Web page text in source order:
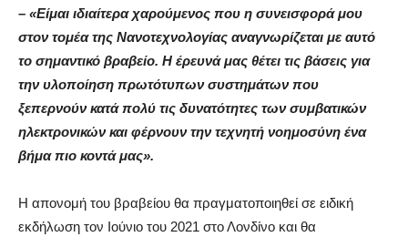
– «Είμαι ιδιαίτερα χαρούμενος που η συνεισφορά μου
στον τομέα της Νανοτεχνολογίας αναγνωρίζεται με αυτό
το σημαντικό βραβείο. Η έρευνά μας θέτει τις βάσεις για
την υλοποίηση πρωτότυπων συστημάτων που
ξεπερνούν κατά πολύ τις δυνατότητες των συμβατικών
ηλεκτρονικών και φέρνουν την τεχνητή νοημοσύνη ένα
βήμα πιο κοντά μας».
Η απονομή του βραβείου θα πραγματοποιηθεί σε ειδική
εκδήλωση τον Ιούνιο του 2021 στο Λονδίνο και θα